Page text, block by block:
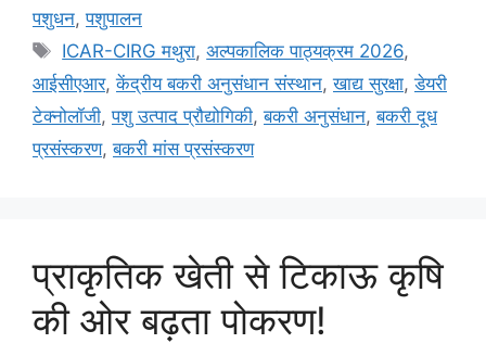
पशुधन,पशुपालन
ICAR-CIRG मथुरा,अल्पकालिक पाठ्यक्रम 2026,
आईसीएआर,केंद्रीय बकरी अनुसंधान संस्थान,खाद्य सुरक्षा,डेयरी
टेक्नोलॉजी,पशु उत्पाद प्रौद्योगिकी,बकरी अनुसंधान,बकरी दूध
प्रसंस्करण,बकरी मांस प्रसंस्करण
प्राकृतिक खेती से टिकाऊ कृषि
की ओर बढ़ता पोकरण!